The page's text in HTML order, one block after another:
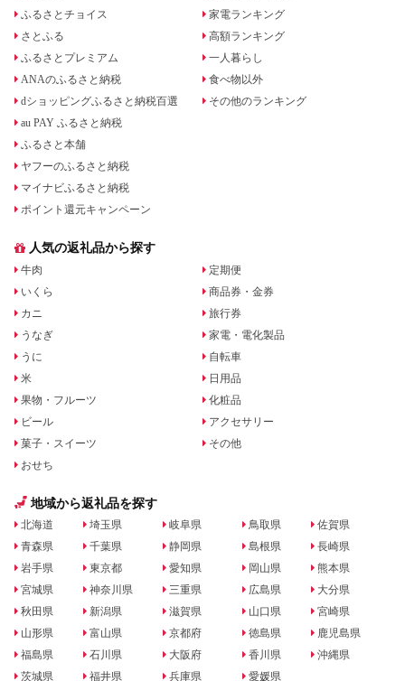
ふるさとチョイス
さとふる
ふるさとプレミアム
ANAのふるさと納税
dショッピングふるさと納税百選
au PAY ふるさと納税
ふるさと本舗
ヤフーのふるさと納税
マイナビふるさと納税
ポイント還元キャンペーン
家電ランキング
高額ランキング
一人暮らし
食べ物以外
その他のランキング
人気の返礼品から探す
牛肉
いくら
カニ
うなぎ
うに
米
果物・フルーツ
ビール
菓子・スイーツ
おせち
定期便
商品券・金券
旅行券
家電・電化製品
自転車
日用品
化粧品
アクセサリー
その他
地域から返礼品を探す
北海道
青森県
岩手県
宮城県
秋田県
山形県
福島県
茨城県
埼玉県
千葉県
東京都
神奈川県
新潟県
富山県
石川県
福井県
岐阜県
静岡県
愛知県
三重県
滋賀県
京都府
大阪府
兵庫県
鳥取県
島根県
岡山県
広島県
山口県
徳島県
香川県
愛媛県
佐賀県
長崎県
熊本県
大分県
宮崎県
鹿児島県
沖縄県